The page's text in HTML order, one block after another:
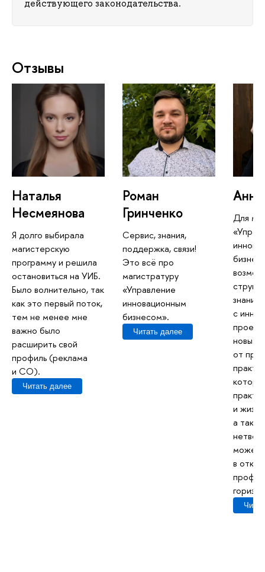
действующего законодательства.
Отзывы
Наталья
Несмеянова
Я долго выбирала
магистерскую
программу и решила
остановиться на УИБ.
Было волнительно, так
как это первый поток,
тем не менее мне
ажно было
расширить свой
профиль (реклама
и СО).
Читать далее
Роман
Гринченко
Сервис, знания,
поддержка, связи!
Это всё про
магистратуру
«Управление
инновационным
изнесом».
Читать далее
Для
знания
с
новые
от
и
а
может